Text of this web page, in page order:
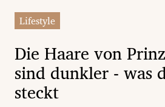
Untermenü
Untermenü
Untermenü
Lifestyle
Die Haare von
sind dunkler - was
steckt